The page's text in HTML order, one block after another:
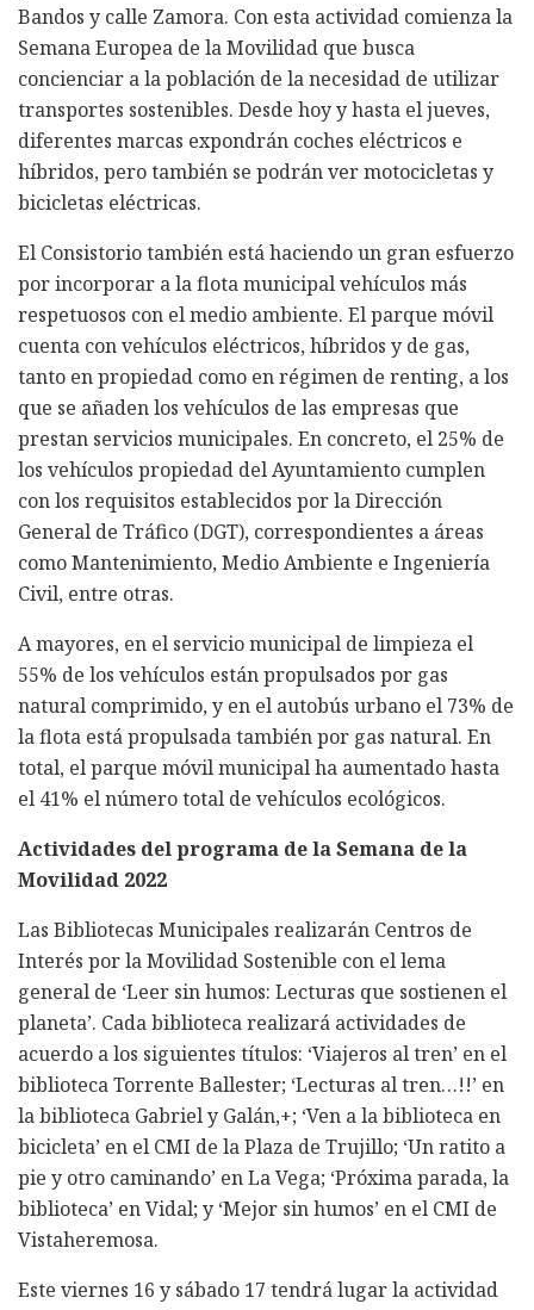
Bandos y calle Zamora. Con esta actividad comienza la
Semana Europea de la Movilidad que busca
concienciar a la población de la necesidad de utilizar
transportes sostenibles. Desde hoy y hasta el jueves,
diferentes marcas expondrán coches eléctricos e
híbridos, pero también se podrán ver motocicletas y
bicicletas eléctricas.
El Consistorio también está haciendo un gran esfuerzo
por incorporar a la flota municipal vehículos más
respetuosos con el medio ambiente. El parque móvil
cuenta con vehículos eléctricos, híbridos y de gas,
tanto en propiedad como en régimen de renting, a los
que se añaden los vehículos de las empresas que
prestan servicios municipales. En concreto, el 25% de
los vehículos propiedad del Ayuntamiento cumplen
con los requisitos establecidos por la Dirección
General de Tráfico (DGT), correspondientes a áreas
como Mantenimiento, Medio Ambiente e Ingeniería
Civil, entre otras.
A mayores, en el servicio municipal de limpieza el
55% de los vehículos están propulsados por gas
natural comprimido, y en el autobús urbano el 73% de
la flota está propulsada también por gas natural. En
total, el parque móvil municipal ha aumentado hasta
el 41% el número total de vehículos ecológicos.
Actividades del programa de la Semana de la
Movilidad 2022
Las Bibliotecas Municipales realizarán Centros de
Interés por la Movilidad Sostenible con el lema
general de ‘Leer sin humos: Lecturas que sostienen el
planeta’. Cada biblioteca realizará actividades de
acuerdo a los siguientes títulos: ‘Viajeros al tren’ en el
biblioteca Torrente Ballester; ‘Lecturas al tren…!!’ en
la biblioteca Gabriel y Galán,+; ‘Ven a la biblioteca en
bicicleta’ en el CMI de la Plaza de Trujillo; ‘Un ratito a
pie y otro caminando’ en La Vega; ‘Próxima parada, la
biblioteca’ en Vidal; y ‘Mejor sin humos’ en el CMI de
Vistaheremosa.
Este viernes 16 y sábado 17 tendrá lugar la actividad